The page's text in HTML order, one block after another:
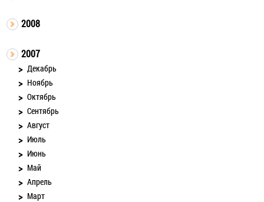
2008
2007
Декабрь
Ноябрь
Октябрь
Сентябрь
Август
Июль
Июнь
Май
Апрель
Март